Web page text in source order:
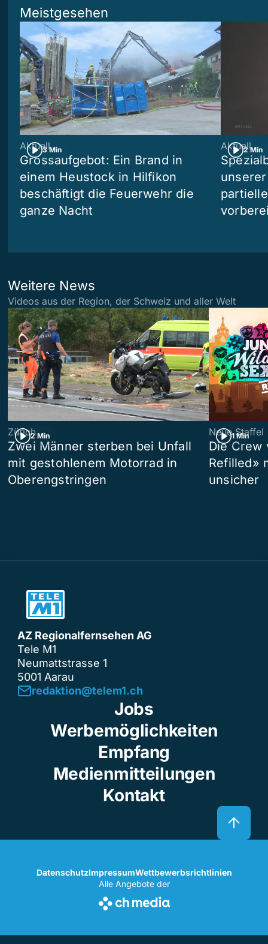
Meistgesehen
3 Min
Aktuell
Grossaufgebot: Ein Brand in
einem Heustock in Hilfikon
beschäftigt die Feuerwehr die
ganze Nacht
2 Min
Aktuell
Weitere News
Videos aus der Region, der Schweiz und aller Welt
2 Min
Zürich
Zwei Männer sterben bei Unfall
mit gestohlenem Motorrad in
Oberengstringen
1 Min
Neue Staffel
Die Crew
Refilled»
unsicher
AZ Regionalfernsehen AG
Tele M1
Neumattstrasse 1
5001 Aarau
redaktion@telem1.ch
Jobs
Werbemöglichkeiten
Empfang
Medienmitteilungen
Kontakt
DatenschutzImpressumWettbewerbsrichtlinien
Alle Angebote der